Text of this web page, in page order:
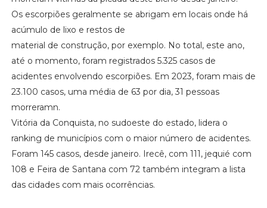
Os escorpiões geralmente se abrigam em locais onde há
acúmulo de lixo e restos de
material de construção, por exemplo. No total, este ano,
até o momento, foram registrados 5.325 casos de
acidentes envolvendo escorpiões. Em 2023, foram mais de
23.100 casos, uma média de 63 por dia, 31 pessoas
morreramn.
Vitória da Conquista, no sudoeste do estado, lidera o
ranking de municípios com o maior número de acidentes.
Foram 145 casos, desde janeiro. Irecê, com 111, jequié com
108 e Feira de Santana com 72 também integram a lista
das cidades com mais ocorrências.